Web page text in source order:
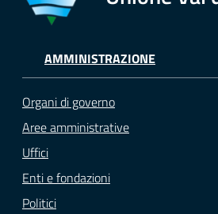
argomenti...
Seguici
su
AMMINISTRAZIONE
Organi di governo
Aree amministrative
Uffici
Enti e fondazioni
Politici